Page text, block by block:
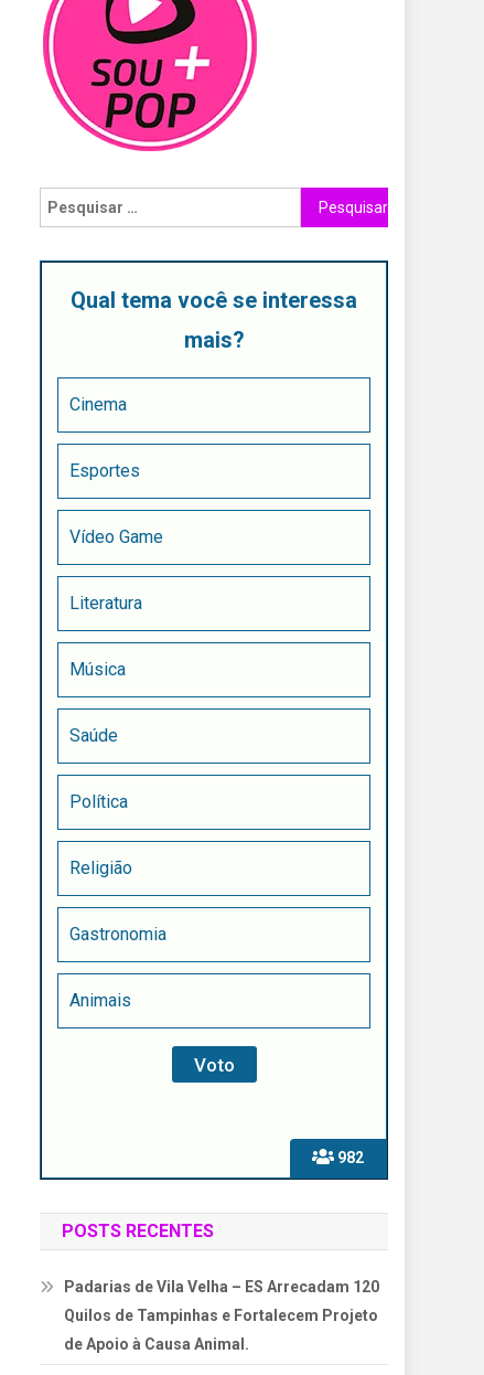
982
Qual tema você se interessa
mais?
Cinema
Esportes
Vídeo Game
Literatura
Música
Saúde
Política
Religião
Gastronomia
Animais
POSTS RECENTES
Padarias de Vila Velha – ES Arrecadam 120
Quilos de Tampinhas e Fortalecem Projeto
de Apoio à Causa Animal.